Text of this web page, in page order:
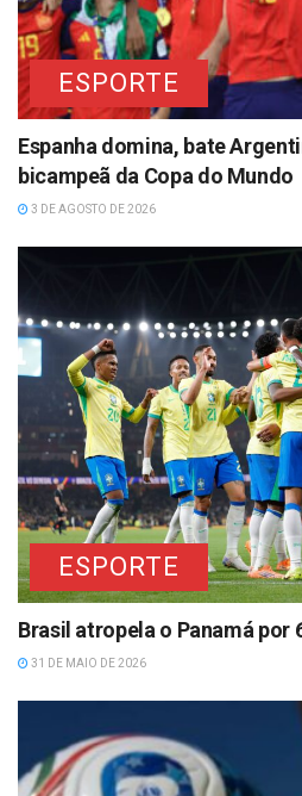
ESPORTE
Espanha domina, bate
bicampeã da Copa do Mundo
3 DE AGOSTO DE 2026
ESPORTE
Brasil atropela o Panamá por
31 DE MAIO DE 2026